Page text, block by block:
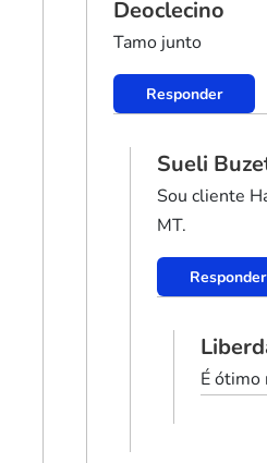
Deoclecino
Tamo junto
Responder
Sueli
Sou cliente
MT.
Responder
É ótimo